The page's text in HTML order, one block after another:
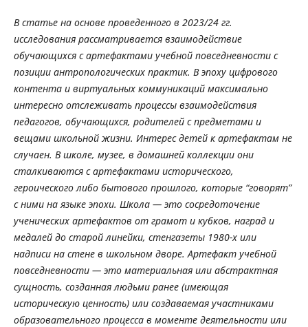
В статье на основе проведенного в 2023/24 гг.
исследования рассматривается взаимодействие
обучающихся с артефактами учебной повседневности с
позиции антропологических практик. В эпоху цифрового
контента и виртуальных коммуникаций максимально
интересно отслеживать процессы взаимодействия
педагогов, обучающихся, родителей с предметами и
вещами школьной жизни. Интерес детей к артефактам не
случаен. В школе, музее, в домашней коллекции они
сталкиваются с артефактами исторического,
героического либо бытового прошлого, которые “говорят”
с ними на языке эпохи. Школа —это сосредоточение
ученических артефактов от грамот и кубков, наград и
медалей до старой линейки, стенгазеты 1980-х или
надписи на стене в школьном дворе. Артефакт учебной
повседневности —это материальная или абстрактная
сущность, созданная людьми ранее (имеющая
историческую ценность) или создаваемая участниками
образовательного процесса в моменте деятельности или